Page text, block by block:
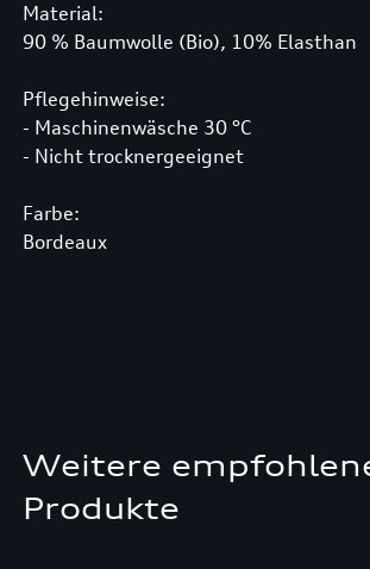
Material:
90 % Baumwolle (Bio), 10% Elasthan
Pflegehinweise:
- Maschinenwäsche 30 °C
- Nicht trocknergeeignet
Farbe:
Bordeaux
Weitere
Produkte